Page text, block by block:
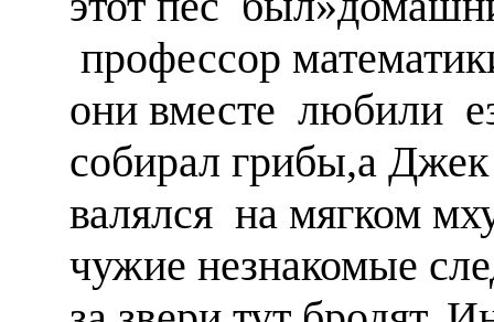
профессор
они вместе любили
собирал грибы,а Джек
валялся на мягком
чужие незнакомые